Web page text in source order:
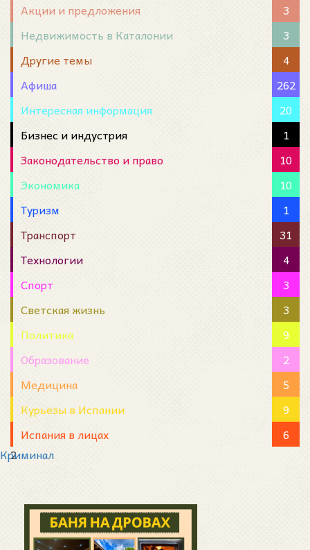
Акции и предложения
3
Недвижимость в Каталонии
3
Другие темы
4
Афиша
262
Интересная информация
20
Бизнес и индустрия
1
Законодательство и право
10
Экономика
10
Туризм
1
Транспорт
31
Технологии
4
Спорт
3
Светская жизнь
3
Политика
9
Образование
2
Медицина
5
Курьезы в Испании
9
Испания в лицах
6
Криминал
2